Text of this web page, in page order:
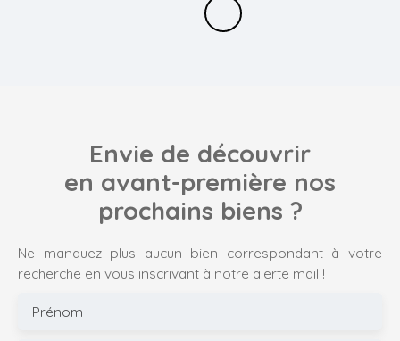
Envie de découvrir
en avant-première nos
prochains biens ?
Ne manquez plus aucun bien correspondant à votre
recherche en vous inscrivant à notre alerte mail !
Prénom